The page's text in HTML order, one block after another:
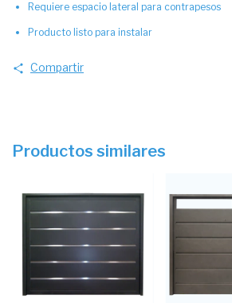
Requiere espacio lateral para contrapesos
Producto listo para instalar
Compartir
Productos similares